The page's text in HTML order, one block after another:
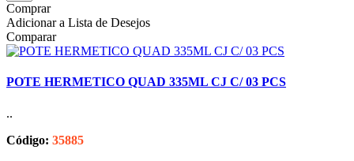
Comprar
Adicionar a Lista de Desejos
Comparar
POTE HERMETICO QUAD 335ML CJ C/ 03 PCS
..
Código: 35885